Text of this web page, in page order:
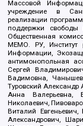
Массовой
учреждение в
реализации
поддержки свободы
Общественная
МЕМО. РУ, Институт
Информации,
антимонопольная
Сергей
Вадимовна,
Туровский Александр
Анна Валерьевна,
Николаевич,
Виталий
Александрович,